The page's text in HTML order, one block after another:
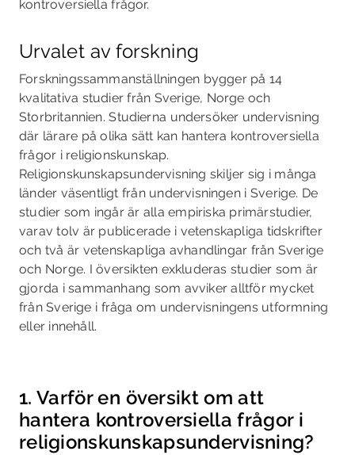
kontroversiella frågor.
Urvalet av forskning
Forskningssammanställningen bygger på 14
kvalitativa studier från Sverige, Norge och
Storbritannien. Studierna undersöker undervisning
där lärare på olika sätt kan hantera kontroversiella
frågor i religionskunskap.
Religionskunskapsundervisning skiljer sig i många
länder väsentligt från undervisningen i Sverige. De
studier som ingår är alla empiriska primärstudier,
varav tolv är publicerade i vetenskapliga tidskrifter
och två är vetenskapliga avhandlingar från Sverige
och Norge. I översikten exkluderas studier som är
gjorda i sammanhang som avviker alltför mycket
från Sverige i fråga om undervisningens utformning
eller innehåll.
1. Varför en översikt om att
hantera kontroversiella frågor i
religionskunskapsundervisning?